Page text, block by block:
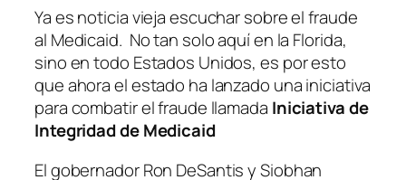
Ya es noticia vieja escuchar sobre el fraude
al Medicaid. No tan solo aquí en la Florida,
sino en todo Estados Unidos, es por esto
que ahora el estado ha lanzado una iniciativa
para combatir el fraude llamada Iniciativa de
Integridad de Medicaid
El gobernador Ron DeSantis y Siobhan